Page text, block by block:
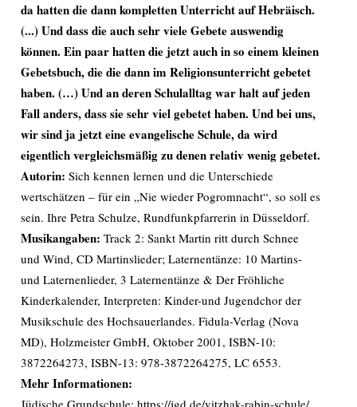
da hatten die dann kompletten Unterricht auf Hebräisch.
(...) Und dass die auch sehr viele Gebete auswendig
können. Ein paar hatten die jetzt auch in so einem kleinen
Gebetsbuch, die die dann im Religionsunterricht gebetet
haben. (…) Und an deren Schulalltag war halt auf jeden
Fall anders, dass sie sehr viel gebetet haben. Und bei uns,
wir sind ja jetzt eine evangelische Schule, da wird
eigentlich vergleichsmäßig zu denen relativ wenig gebetet.
Autorin: Sich kennen lernen und die Unterschiede
wertschätzen – für ein „Nie wieder Pogromnacht“, so soll es
sein. Ihre Petra Schulze, Rundfunkpfarrerin in Düsseldorf.
Musikangaben: Track 2: Sankt Martin ritt durch Schnee
und Wind, CD Martinslieder; Laternentänze: 10 Martins-
und Laternenlieder, 3 Laternentänze & Der Fröhliche
Kinderkalender, Interpreten: Kinder-und Jugendchor der
Musikschule des Hochsauerlandes. Fidula-Verlag (Nova
MD), Holzmeister GmbH, Oktober 2001, ISBN-10:
3872264273, ISBN-13: 978-3872264275, LC 6553.
Mehr Informationen:
Jüdische Grundschule: https://jgd.de/yitzhak-rabin-schule/